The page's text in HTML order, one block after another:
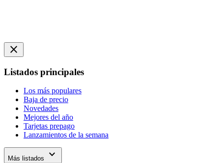
close
Listados principales
Los más populares
Baja de precio
Novedades
Mejores del año
Tarjetas prepago
Lanzamientos de la semana
Más listados expand_more